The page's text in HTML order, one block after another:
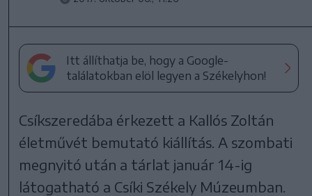
Itt állíthatja be, hogy a Google-
találatokban elöl legyen a Székelyhon!
Csíkszeredába érkezett a Kallós Zoltán
életművét bemutató kiállítás. A szombati
megnyitó után a tárlat január 14-ig
látogatható a Csíki Székely Múzeumban.